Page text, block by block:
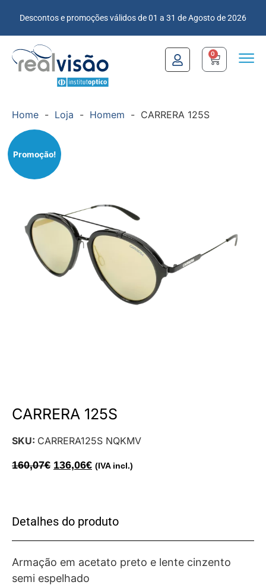
Descontos e promoções válidos de 01 a 31 de Agosto de 2026
0
Home - Loja - Homem - CARRERA 125S
Promoção!
CARRERA 125S
SKU: CARRERA125S NQKMV
160,07€ 136,06€ (IVA incl.)
Detalhes do produto
Armação em acetato preto e lente cinzento
semi espelhado